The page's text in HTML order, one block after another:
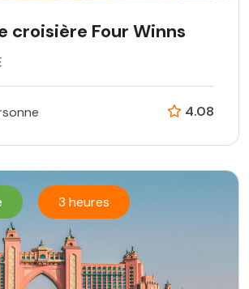
croisière Four Winns
4.08
3 heures